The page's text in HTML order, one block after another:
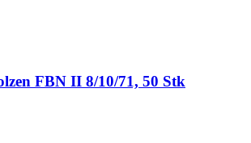
FBN II 8/10/71, 50 Stk